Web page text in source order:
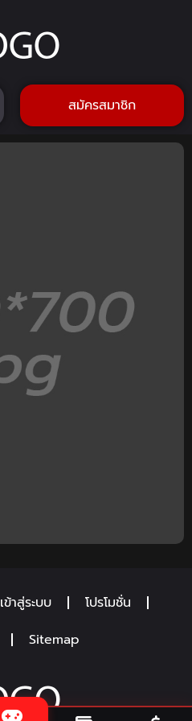
สมัครสมาชิก
เข้าสู่ระบบ
โปรโมชั่น
Sitemap